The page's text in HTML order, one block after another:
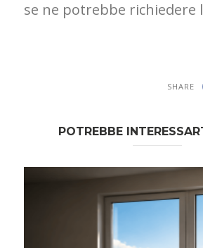
se ne potrebbe richiedere
SHARE
POTREBBE